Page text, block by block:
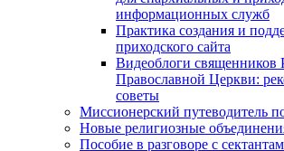
информационных служб
Практика создания и
приходского сайта
Видеоблоги священников
Православной Церкви:
советы
Миссионерский путеводитель
Новые религиозные
Пособие в разговоре с